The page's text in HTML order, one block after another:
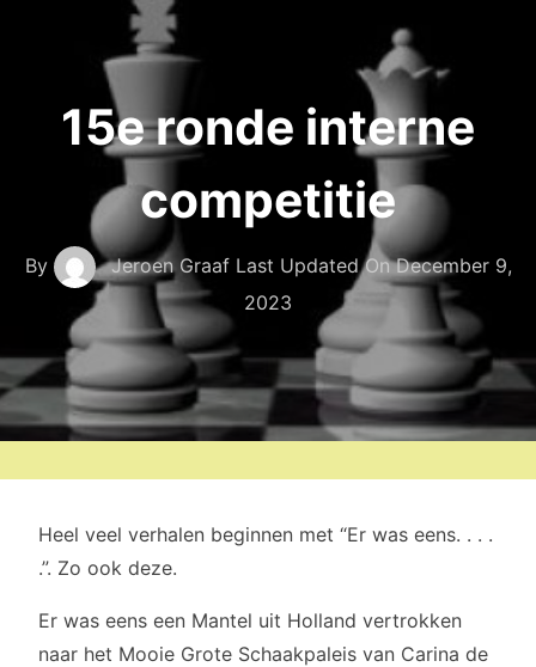
15e ronde interne
competitie
By Jeroen Graaf Last Updated OnDecember 9,
2023
Heel veel verhalen beginnen met “Er was eens. . . .
.”. Zo ook deze.
Er was eens een Mantel uit Holland vertrokken
naar het Mooie Grote Schaakpaleis van Carina de